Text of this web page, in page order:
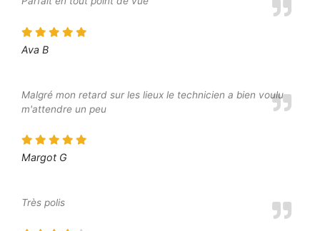
Ava B
Malgré mon retard sur les lieux le technicien a bien voulu
m'attendre un peu
Margot G
Très polis